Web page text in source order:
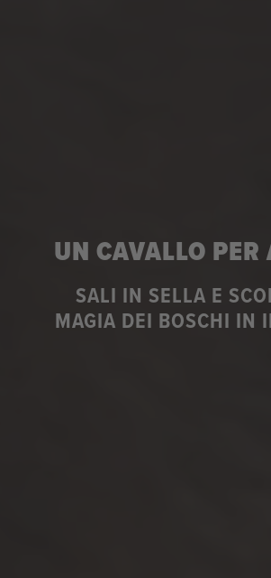
UN CAVALLO
SALI IN SELLA E
MAGIA DEI BOSCHI IN